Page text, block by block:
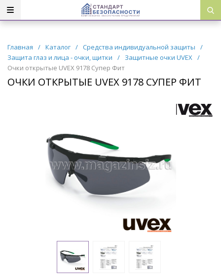
Главная / Каталог / Средства индивидуальной защиты
/
Защита глаз и лица - очки, щитки
/ Защитные очки UVEX /
Очки открытые UVEX 9178 Супер Фит
ОЧКИ ОТКРЫТЫЕ UVEX 9178 СУПЕР ФИТ